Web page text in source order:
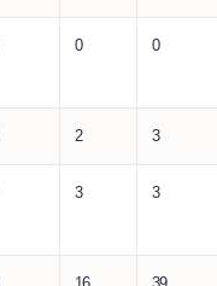
0 0
2 3
3 3